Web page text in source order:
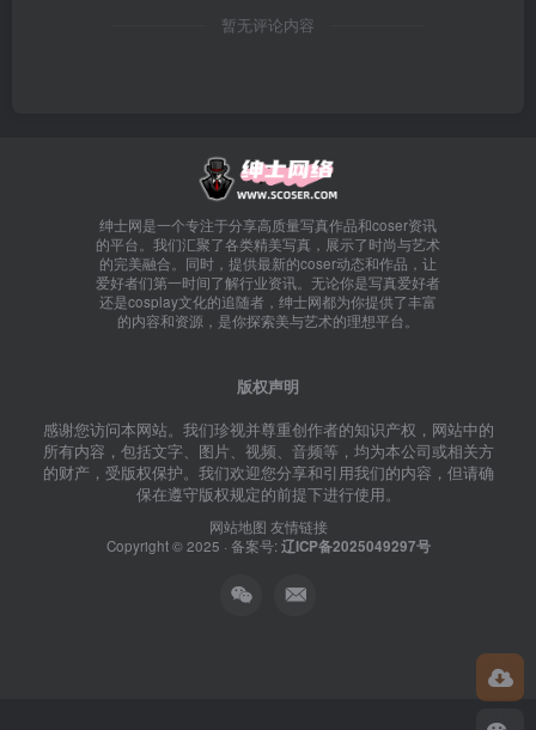
暂无评论内容
绅士网是一个专注于分享高质量写真作品和coser资讯
的平台。我们汇聚了各类精美写真，展示了时尚与艺术
的完美融合。同时，提供最新的coser动态和作品，让
爱好者们第一时间了解行业资讯。无论你是写真爱好者
还是cosplay文化的追随者，绅士网都为你提供了丰富
的内容和资源，是你探索美与艺术的理想平台。
版权声明
感谢您访问本网站。我们珍视并尊重创作者的知识产权，网站中的
所有内容，包括文字、图片、视频、音频等，均为本公司或相关方
的财产，受版权保护。我们欢迎您分享和引用我们的内容，但请确
保在遵守版权规定的前提下进行使用。
网站地图 友情链接
Copyright © 2025 · 备案号: 辽ICP备2025049297号